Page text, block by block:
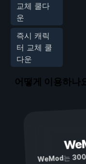
교체 쿨다
운
즉시 캐릭
터 교체 쿨
다운
어떻게 이용하나
WeMod는